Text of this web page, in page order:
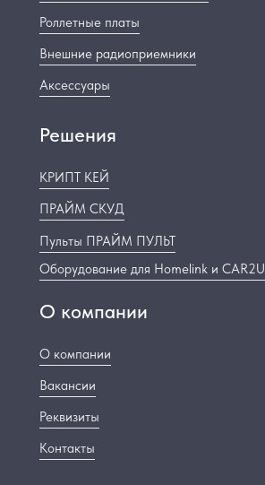
Роллетные платы
Внешние радиоприемники
Аксессуары
О компании
О компании
Вакансии
Реквизиты
Контакты
Решения
КРИПТ КЕЙ
ПРАЙМ СКУД
Оборудование для Homelink и CAR2U
Пульты ПРАЙМ ПУЛЬТ